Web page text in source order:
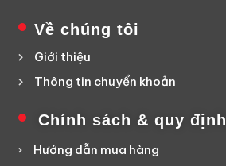
Về chúng tôi
Giới thiệu
Thông tin chuyển khoản
Chính sách & quy định
Hướng dẫn mua hàng